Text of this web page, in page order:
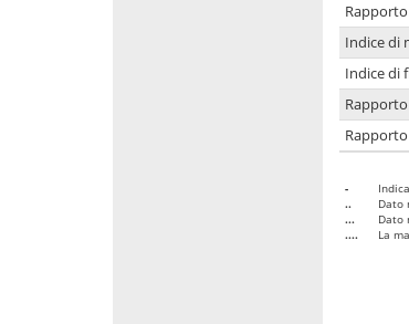
Indice di
Indice di
-
..
Dato
...
Dato
....
La